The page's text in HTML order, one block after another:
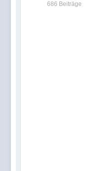
686 Beiträge